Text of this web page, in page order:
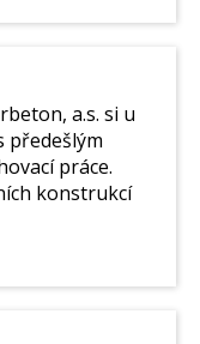
a.s. si u
předešlým
práce.
konstrukcí